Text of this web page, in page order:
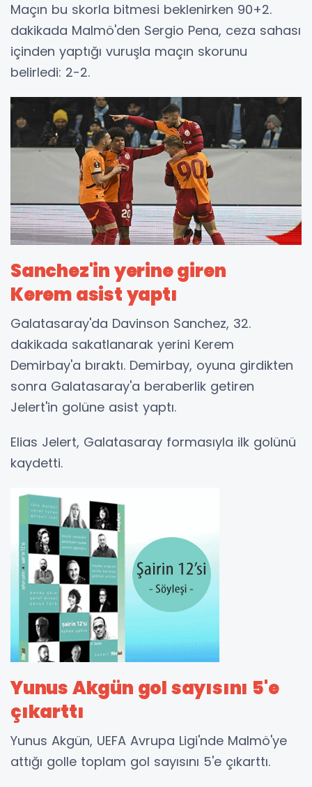
Maçın bu skorla bitmesi beklenirken 90+2.
dakikada Malmö'den Sergio Pena, ceza sahası
içinden yaptığı vuruşla maçın skorunu
belirledi: 2-2.
Sanchez'in yerine giren
Kerem asist yaptı
Galatasaray'da Davinson Sanchez, 32.
dakikada sakatlanarak yerini Kerem
Demirbay'a bıraktı. Demirbay, oyuna girdikten
sonra Galatasaray'a beraberlik getiren
Jelert'in golüne asist yaptı.
Elias Jelert, Galatasaray formasıyla ilk golünü
kaydetti.
Yunus Akgün gol sayısını 5'e
çıkarttı
Yunus Akgün, UEFA Avrupa Ligi'nde Malmö'ye
attığı golle toplam gol sayısını 5'e çıkarttı.